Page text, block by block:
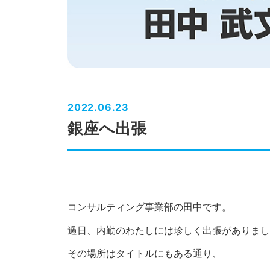
2022.06.23
銀座へ出張
コンサルティング事業部の田中です。
過日、内勤のわたしには珍しく出張がありま
その場所はタイトルにもある通り、